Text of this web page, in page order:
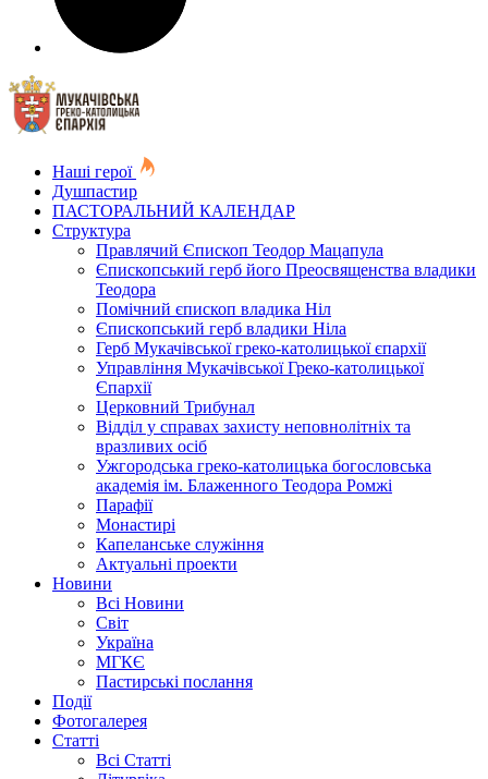
Наші герої
Душпастир
ПАСТОРАЛЬНИЙ КАЛЕНДАР
Структура
Правлячий Єпископ Теодор Мацапула
Єпископський герб його Преосвященства владики
Теодора
Помічний єпископ владика Ніл
Єпископський герб владики Ніла
Герб Мукачівської греко-католицької єпархії
Управління Мукачівської Греко-католицької
Єпархії
Церковний Трибунал
Відділ у справах захисту неповнолітніх та
вразливих осіб
Ужгородська греко-католицька богословська
академія ім. Блаженного Теодора Ромжі
Парафії
Монастирі
Капеланське служіння
Актуальні проекти
Новини
Всі Новини
Світ
Україна
МГКЄ
Пастирські послання
Події
Фотогалерея
Статті
Всі Статті